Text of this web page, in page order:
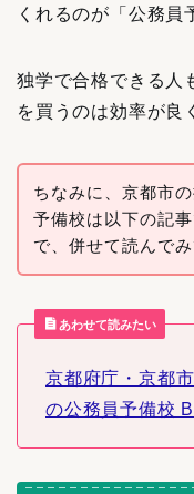
くれるのが「公務員
独学で合格できる人
を買うのは効率が良
ちなみに、京都市
予備校は以下の記
で、併せて読んで
あわせて読みたい
京都府庁・京都
の公務員予備校